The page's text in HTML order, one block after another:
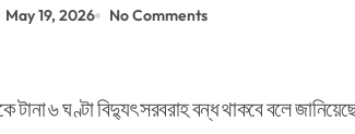
May 19, 2026 No Comments